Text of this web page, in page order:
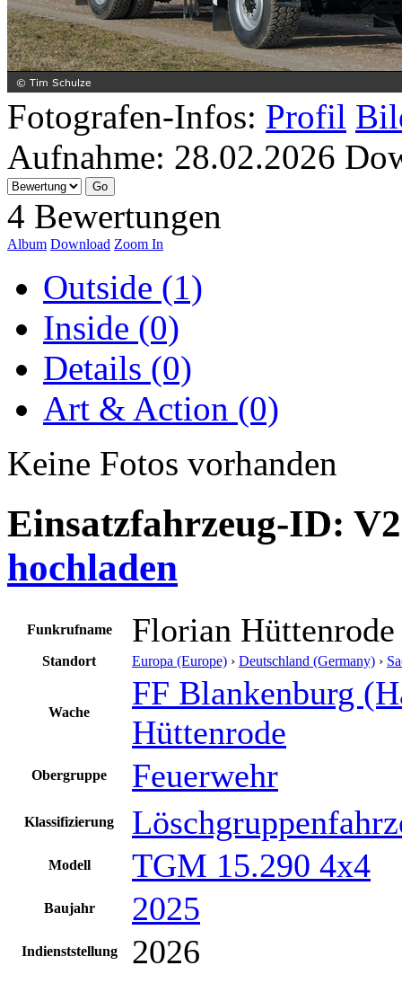
Fotografen-Infos: Profil
Aufnahme: 28.02.2026
4 Bewertungen
Album Download Zoom In
Outside (1)
Inside (0)
Details (0)
Art & Action (0)
Keine Fotos vorhanden
Einsatzfahrzeug-ID:
hochladen
Funkrufname Florian Hüttenrode
Standort Europa (Europe) › Deutschland (Germany) ›
Wache
FF Blankenburg
Hüttenrode
Obergruppe Feuerwehr
Klassifizierung
Modell TGM 15.290 4x4
Baujahr 2025
Indienststellung
2026